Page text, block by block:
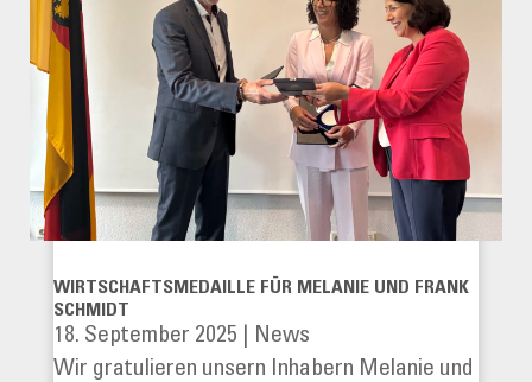
WIRTSCHAFTSMEDAILLE FÜR MELANIE UND FRANK
SCHMIDT
18. September 2025
News
Wir gratulieren unsern Inhabern Melanie und